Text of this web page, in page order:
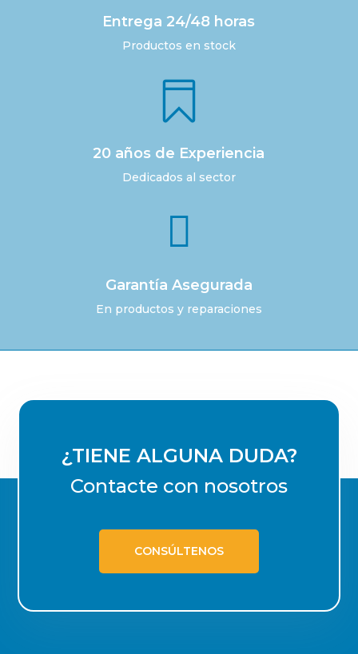
Entrega 24/48 horas
Productos en stock

20 años de Experiencia
Dedicados al sector

Garantía Asegurada
En productos y reparaciones
¿TIENE ALGUNA DUDA?
Contacte con nosotros
CONSÚLTENOS